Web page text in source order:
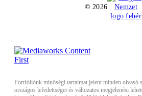
© 2026
Portfóliónk minőségi tartalmat jelent minden olvasó
országos lefedettséget és változatos megjelenési